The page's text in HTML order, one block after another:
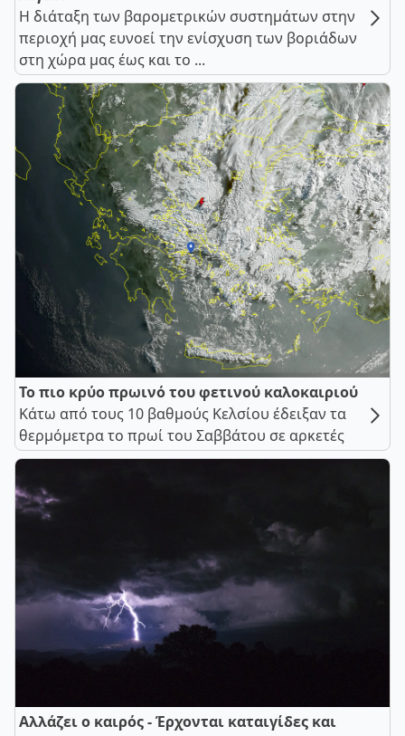
Η διάταξη των βαρομετρικών συστημάτων στην
περιοχή μας ευνοεί την ενίσχυση των βοριάδων
στη χώρα μας έως και το ...
Το πιο κρύο πρωινό του φετινού καλοκαιριού
Κάτω από τους 10 βαθμούς Κελσίου έδειξαν τα
θερμόμετρα το πρωί του Σαββάτου σε αρκετές
Αλλάζει ο καιρός - Έρχονται καταιγίδες και